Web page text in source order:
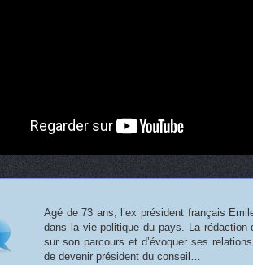
Agé de 73 ans, l’ex président français
dans la vie politique du pays. La
sur son parcours et d’évoquer ses
de devenir président du conseil…